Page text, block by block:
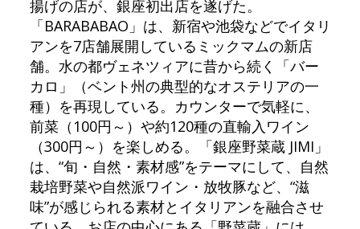
揚げの店が、銀座初出店を遂げた。
「BARABABAO」は、新宿や池袋などでイタリ
アンを7店舗展開しているミックマムの新店
舗。水の都ヴェネツィアに昔から続く「バー
カロ」（ベント州の典型的なオステリアの一
種）を再現している。カウンターで気軽に、
前菜（100円～）や約120種の直輸入ワイン
（300円～）を楽しめる。「銀座野菜蔵 JIMI」
は、“旬・自然・素材感”をテーマにして、自然
栽培野菜や自然派ワイン・放牧豚など、“滋
味”が感じられる素材とイタリアンを融合させ